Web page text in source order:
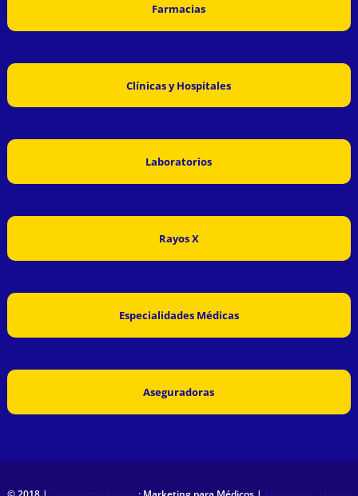
Farmacias
Clínicas y Hospitales
Laboratorios
Rayos X
Especialidades Médicas
Aseguradoras